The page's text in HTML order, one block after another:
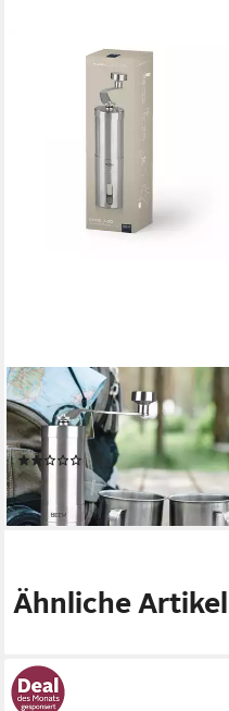
BEEM
Kaffeemühle, GRIND-2-GO
Manuelle
(4)
28,19 €
lieferbar - in 6-8 Werktagen bei dir
Ähnliche Artikel